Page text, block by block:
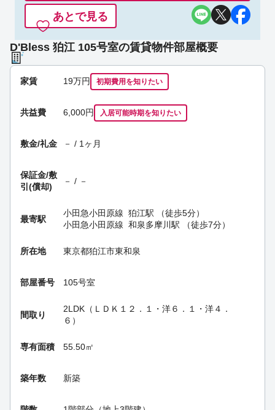
あとで見る
D'Bless 狛江 105号室の賃貸物件部屋概要
家賃 19万円 初期費用を知りたい
共益費 6,000円 入居可能時期を知りたい
敷金/礼金 － / 1ヶ月
保証金/敷
引(償却)
－ / －
最寄駅
小田急小田原線 狛江駅 （徒歩5分）
小田急小田原線 和泉多摩川駅 （徒歩7分）
所在地 東京都狛江市東和泉
部屋番号 105号室
間取り
2LDK（ＬＤＫ１２．１・洋６．１・洋４．
６）
専有面積 55.50㎡
築年数 新築